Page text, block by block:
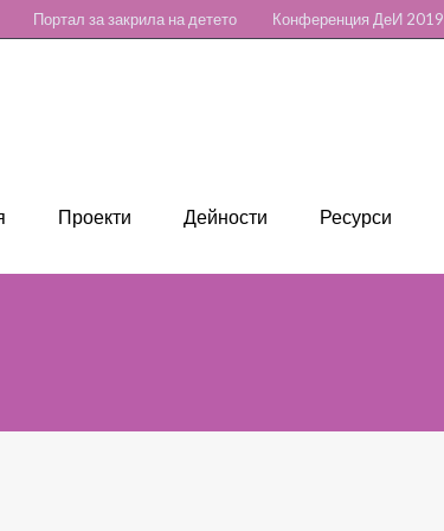
Портал за закрила на детето Конференция ДеИ 2019
Проекти Дейности Ресурси